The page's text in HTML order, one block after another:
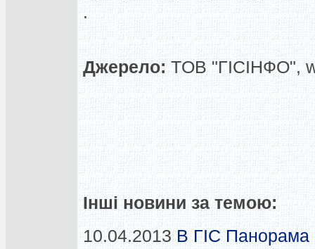
.
Джерело: TOB "ГІСІНФО",
Інші новини за темою:
10.04.2013 В ГІС Панорама